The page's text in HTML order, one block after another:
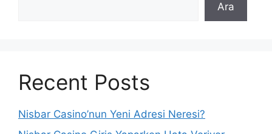
Ara
Recent Posts
Nisbar Casino’nun Yeni Adresi Neresi?